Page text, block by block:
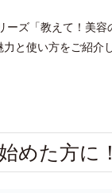
ズ「教えて！美
と使い方をご紹
めた方に